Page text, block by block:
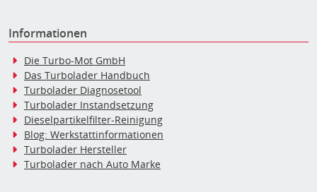
Informationen
Die Turbo-Mot GmbH
Das Turbolader Handbuch
Turbolader Diagnosetool
Turbolader Instandsetzung
Dieselpartikelfilter-Reinigung
Blog: Werkstattinformationen
Turbolader Hersteller
Turbolader nach Auto Marke